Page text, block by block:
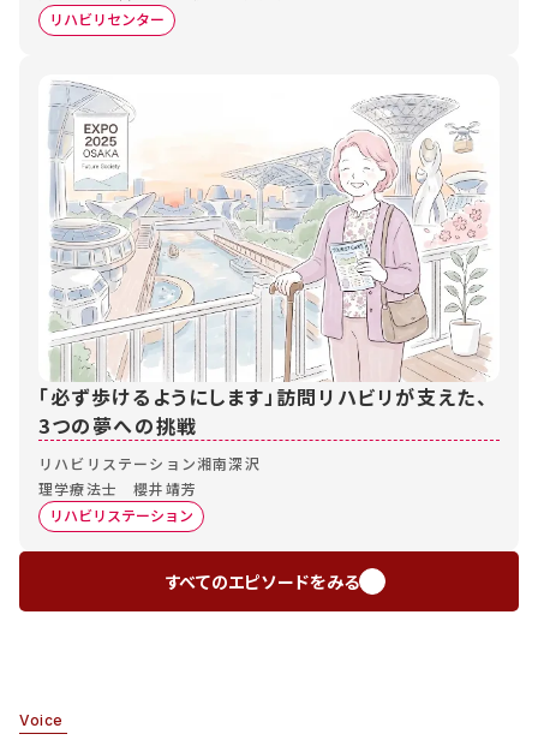
リハビリセンター
「必ず歩けるようにします」訪問リハビリが支えた、
3つの夢への挑戦
リハビリステーション湘南深沢
理学療法士 櫻井靖芳
リハビリステーション
すべてのエピソードをみる
Voice